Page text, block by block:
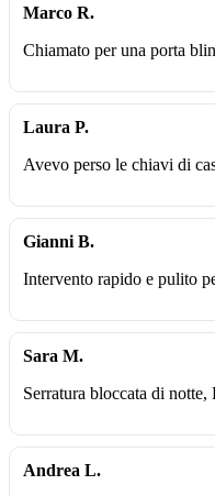
Marco R.
Chiamato per una porta
Laura P.
Avevo perso le chiavi di
Gianni B.
Intervento rapido e pulito
Sara M.
Serratura bloccata di
Andrea L.